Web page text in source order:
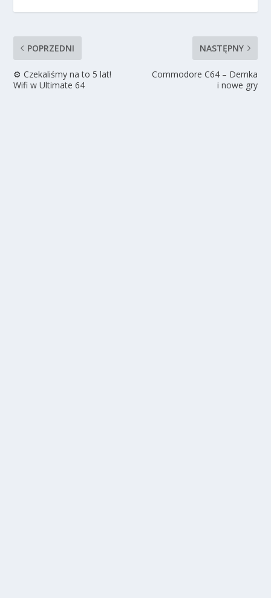
POPRZEDNI
⚙️ Czekaliśmy na to 5 lat!
Wifi w Ultimate 64
NASTĘPNY
Commodore C64 – Demka
i nowe gry